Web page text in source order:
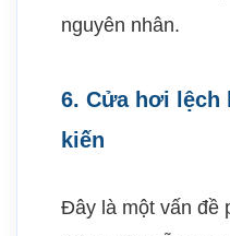
nguyên nhân.
6. Cửa hơi
kiến
Đây là một vấn đề